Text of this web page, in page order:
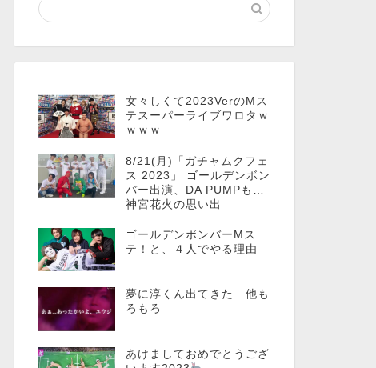
女々しくて2023VerのMス
テスーパーライブワロタｗ
ｗｗｗ
8/21(月)「ガチャムクフェ
ス 2023」 ゴールデンボン
バー出演、DA PUMPも…
神宮花火の思い出
ゴールデンボンバーMス
テ！と、４人でやる理由
夢に淳くん出てきた 他も
ろもろ
あけましておめでとうござ